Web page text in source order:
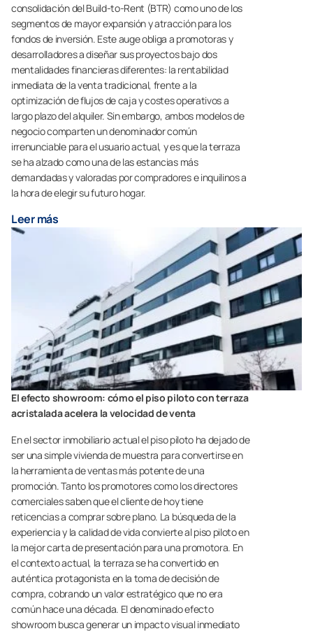
consolidación del Build-to-Rent (BTR) como uno de los
segmentos de mayor expansión y atracción para los
fondos de inversión. Este auge obliga a promotoras y
desarrolladores a diseñar sus proyectos bajo dos
mentalidades financieras diferentes: la rentabilidad
inmediata de la venta tradicional, frente a la
optimización de flujos de caja y costes operativos a
largo plazo del alquiler. Sin embargo, ambos modelos de
negocio comparten un denominador común
irrenunciable para el usuario actual, y es que la terraza
se ha alzado como una de las estancias más
demandadas y valoradas por compradores e inquilinos a
la hora de elegir su futuro hogar.
Leer más
El efecto showroom: cómo el piso piloto con terraza
acristalada acelera la velocidad de venta
En el sector inmobiliario actual el piso piloto ha dejado de
ser una simple vivienda de muestra para convertirse en
la herramienta de ventas más potente de una
promoción. Tanto los promotores como los directores
comerciales saben que el cliente de hoy tiene
reticencias a comprar sobre plano. La búsqueda de la
experiencia y la calidad de vida convierte al piso piloto en
la mejor carta de presentación para una promotora. En
el contexto actual, la terraza se ha convertido en
auténtica protagonista en la toma de decisión de
compra, cobrando un valor estratégico que no era
común hace una década. El denominado efecto
showroom busca generar un impacto visual inmediato